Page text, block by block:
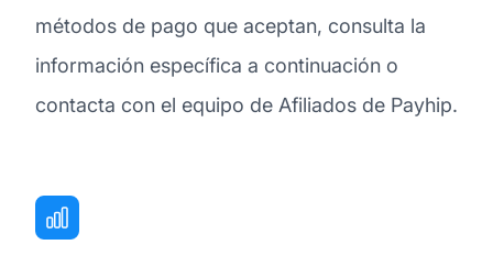
métodos de pago que aceptan, consulta la
información específica a continuación o
contacta con el equipo de Afiliados de Payhip.